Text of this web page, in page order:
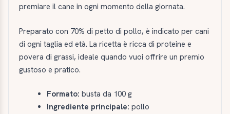
premiare il cane in ogni momento della giornata.
Preparato con 70% di petto di pollo, è indicato per cani
di ogni taglia ed età. La ricetta è ricca di proteine e
povera di grassi, ideale quando vuoi offrire un premio
gustoso e pratico.
Formato: busta da 100 g
Ingrediente principale: pollo